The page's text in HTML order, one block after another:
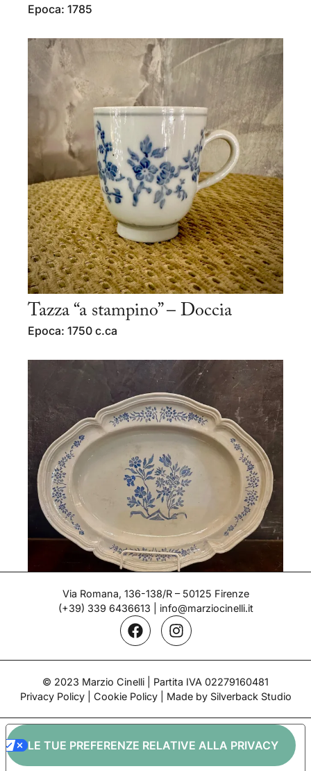
Epoca: 1785
Tazza “a stampino” – Doccia
Epoca: 1750 c.ca
Vassoio lobato – Doccia
Via Romana, 136-138/R – 50125 Firenze
(+39) 339 6436613
info@marziocinelli.it
© 2023 Marzio Cinelli | Partita IVA 02279160481
Privacy Policy| Cookie Policy| Made by Silverback Studio
LE TUE PREFERENZE RELATIVE ALLA PRIVACY